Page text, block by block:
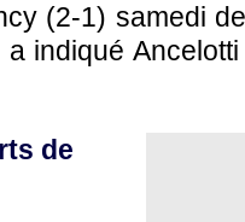
(2-1) samedi
a indiqué
de